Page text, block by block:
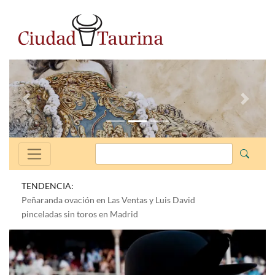
Anterior
TENDENCIA:
Peñaranda ovación en Las Ventas y Luis David
pinceladas sin toros en Madrid